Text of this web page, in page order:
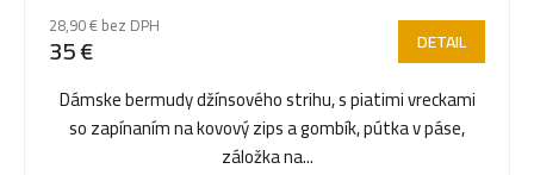
28,90 € bez DPH
35 € DETAIL
Dámske bermudy džínsového strihu, s piatimi vreckami
so zapínaním na kovový zips a gombík, pútka v páse,
záložka na...